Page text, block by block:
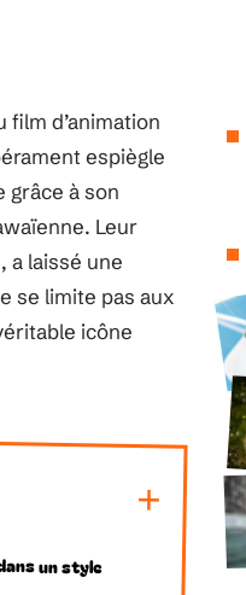
d’animation
espiègle
à son
Leur
a laissé une
se limite pas aux
icône
un style